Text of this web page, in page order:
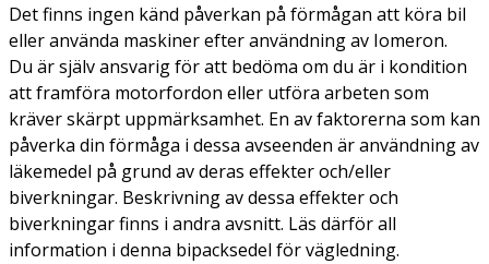
Det finns ingen känd påverkan på förmågan att köra bil
eller använda maskiner efter användning av Iomeron.
Du är själv ansvarig för att bedöma om du är i kondition
att framföra motorfordon eller utföra arbeten som
kräver skärpt uppmärksamhet. En av faktorerna som kan
påverka din förmåga i dessa avseenden är användning av
läkemedel på grund av deras effekter och/eller
biverkningar. Beskrivning av dessa effekter och
biverkningar finns i andra avsnitt. Läs därför all
information i denna bipacksedel för vägledning.